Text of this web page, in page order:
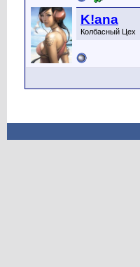
K!ana
Колбасный Цех